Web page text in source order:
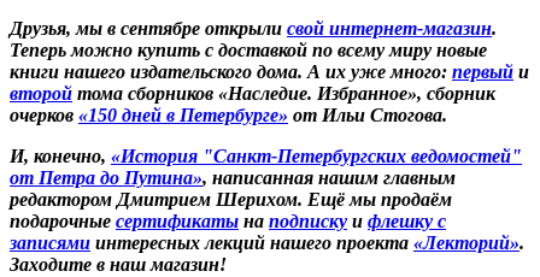
Друзья, мы в сентябре открыли свой интернет-магазин.
Теперь можно купить с доставкой по всему миру новые
книги нашего издательского дома. А их уже много: первый и
второй тома сборников «Наследие. Избранное», сборник
очерков «150 дней в Петербурге» от Ильи Стогова.
И, конечно, «История "Санкт-Петербургских ведомостей"
от Петра до Путина», написанная нашим главным
редактором Дмитрием Шерихом. Ещё мы продаём
подарочные сертификаты на подписку и флешку с
записями интересных лекций нашего проекта «Лекторий».
Заходите в наш магазин!